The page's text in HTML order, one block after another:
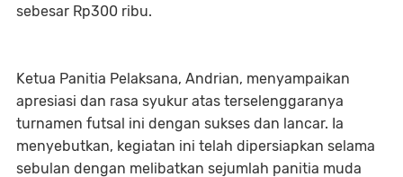
sebesar Rp300 ribu.
Ketua Panitia Pelaksana, Andrian, menyampaikan
apresiasi dan rasa syukur atas terselenggaranya
turnamen futsal ini dengan sukses dan lancar. Ia
menyebutkan, kegiatan ini telah dipersiapkan selama
sebulan dengan melibatkan sejumlah panitia muda